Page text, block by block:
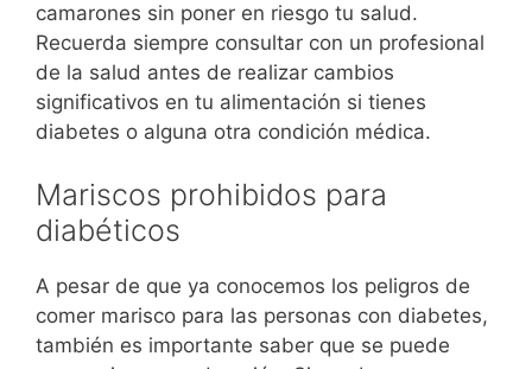
camarones sin poner en riesgo tu salud.
Recuerda siempre consultar con un profesional
de la salud antes de realizar cambios
significativos en tu alimentación si tienes
diabetes o alguna otra condición médica.
Mariscos prohibidos para
diabéticos
A pesar de que ya conocemos los peligros de
comer marisco para las personas con diabetes,
también es importante saber que se puede